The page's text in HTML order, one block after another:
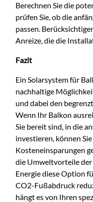
Berechnen Sie die
prüfen Sie, ob die
passen.
Anreize, die die
Fazit
Ein Solarsystem für
nachhaltige
und dabei den
Wenn Ihr Balkon
Sie bereit sind, in die
investieren, können
Kosteneinsparungen
die Umweltvorteile
Energie diese Option
CO2-Fußabdruck
hängt es von Ihren